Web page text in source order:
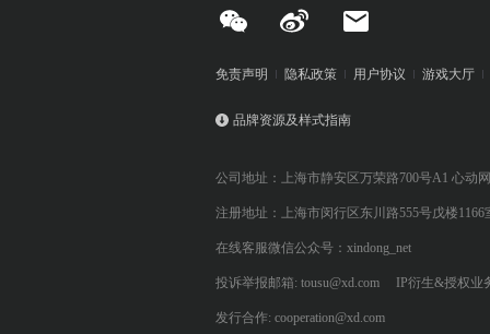
免责声明 隐私政策 用户协议 游戏大厅
品牌资源及样式指南
公司地址：上海市静安区万荣路700号A1 心动
注册地址：上海市闵行区东川路555号戊楼1166
在线客服微信公众号：xindong_net
投诉举报邮箱: tousu@xd.com IP衍生&授权业
发行合作: cooperation@xd.com